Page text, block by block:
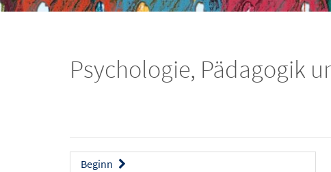
Psychologie, Pädagogik
Beginn